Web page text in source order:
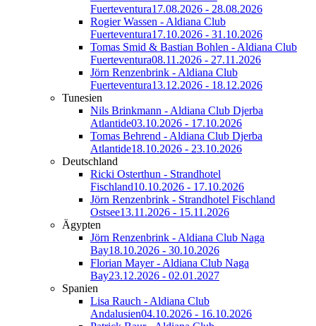
Fuerteventura17.08.2026 - 28.08.2026
Rogier Wassen - Aldiana Club
Fuerteventura17.10.2026 - 31.10.2026
Tomas Smid & Bastian Bohlen - Aldiana Club
Fuerteventura08.11.2026 - 27.11.2026
Jörn Renzenbrink - Aldiana Club
Fuerteventura13.12.2026 - 18.12.2026
Tunesien
Nils Brinkmann - Aldiana Club Djerba
Atlantide03.10.2026 - 17.10.2026
Tomas Behrend - Aldiana Club Djerba
Atlantide18.10.2026 - 23.10.2026
Deutschland
Ricki Osterthun - Strandhotel
Fischland10.10.2026 - 17.10.2026
Jörn Renzenbrink - Strandhotel Fischland
Ostsee13.11.2026 - 15.11.2026
Ägypten
Jörn Renzenbrink - Aldiana Club Naga
Bay18.10.2026 - 30.10.2026
Florian Mayer - Aldiana Club Naga
Bay23.12.2026 - 02.01.2027
Spanien
Lisa Rauch - Aldiana Club
Andalusien04.10.2026 - 16.10.2026